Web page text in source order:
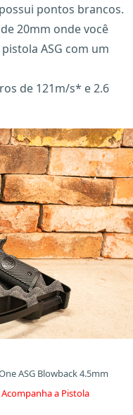
pontos brancos.
20mm onde você
ASG com um
de 121m/s* e 2.6
ASG Blowback 4.5mm
a Pistola